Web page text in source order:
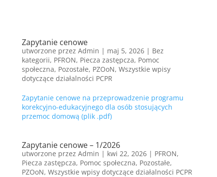
Zapytanie cenowe
utworzone przez Admin | maj 5, 2026| Bez
kategorii, PFRON, Piecza zastępcza, Pomoc
społeczna, Pozostałe, PZOoN, Wszystkie wpisy
dotyczące działalności PCPR
Zapytanie cenowe na przeprowadzenie programu
korekcyjno-edukacyjnego dla osób stosujących
przemoc domową (plik .pdf)
Zapytanie cenowe – 1/2026
utworzone przez Admin | kwi 22, 2026| PFRON,
Piecza zastępcza, Pomoc społeczna, Pozostałe,
PZOoN, Wszystkie wpisy dotyczące działalności PCPR